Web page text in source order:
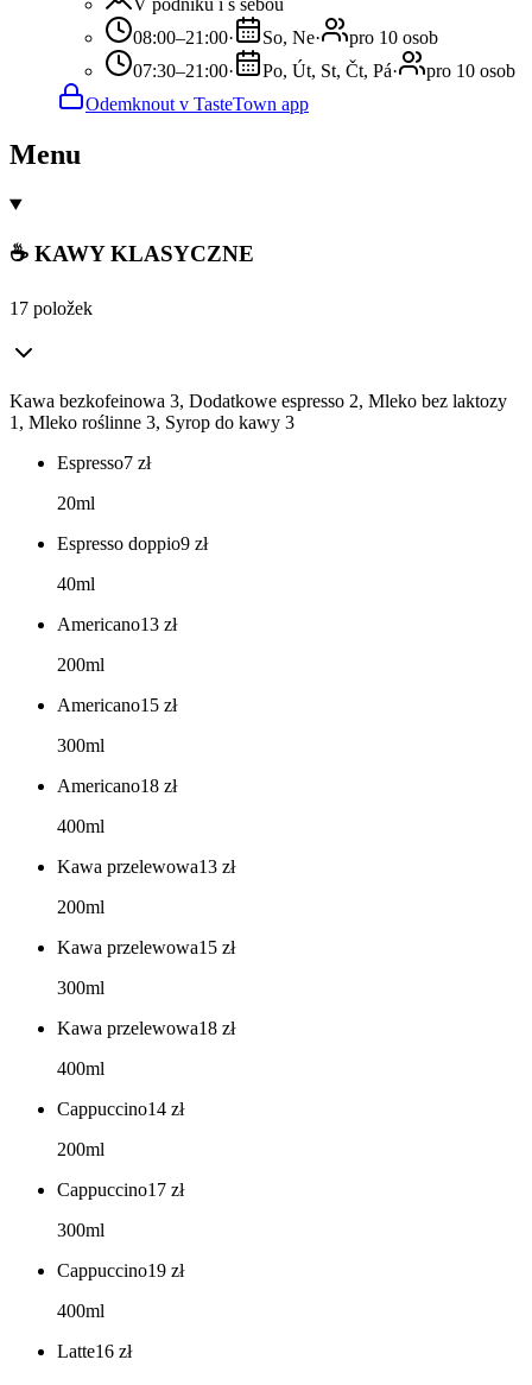
08:00–21:00· So, Ne·
pro 10 osob
07:30–21:00· Po, Út, St, Čt, Pá·
pro 10 osob
Odemknout v TasteTown app
Menu
☕ KAWY KLASYCZNE
17 položek
Kawa bezkofeinowa 3, Dodatkowe espresso 2, Mleko bez laktozy
1, Mleko roślinne 3, Syrop do kawy 3
Espresso7 zł
20ml
Espresso doppio9 zł
40ml
Americano13 zł
200ml
Americano15 zł
300ml
Americano18 zł
400ml
Kawa przelewowa13 zł
200ml
Kawa przelewowa15 zł
300ml
Kawa przelewowa18 zł
400ml
Cappuccino14 zł
200ml
Cappuccino17 zł
300ml
Cappuccino19 zł
400ml
Latte16 zł